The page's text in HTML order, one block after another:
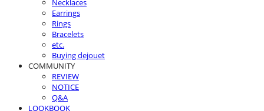
Necklaces
Earrings
Rings
Bracelets
etc.
Buying dejouet
COMMUNITY
REVIEW
NOTICE
Q&A
LOOKBOOK